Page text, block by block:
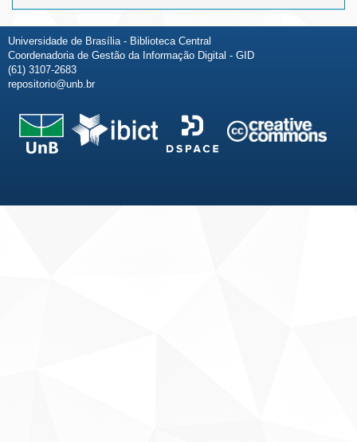
Universidade de Brasília - Biblioteca Central
Coordenadoria de Gestão da Informação Digital - GID
(61) 3107-2683
repositorio@unb.br